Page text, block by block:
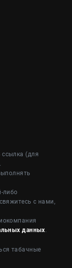
(для
либо
с нами,
данных.
табачные